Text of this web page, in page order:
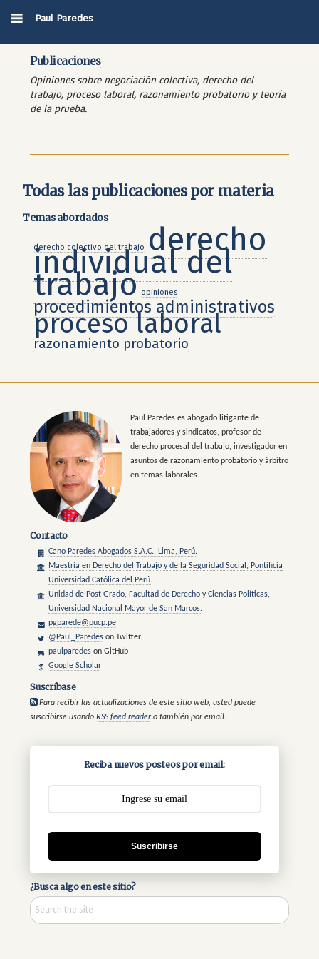
Paul Paredes
Publicaciones
Opiniones sobre negociación colectiva, derecho del
trabajo, proceso laboral, razonamiento probatorio y teoría
de la prueba.
Todas las publicaciones por materia
Temas abordados
derecho colectivo del trabajo derecho
individual del
trabajo opiniones
procedimientos administrativos
proceso laboral
razonamiento probatorio
Paul Paredes es abogado litigante de
trabajadores y sindicatos, profesor de
derecho procesal del trabajo, investigador en
asuntos de razonamiento probatorio y árbitro
en temas laborales.
Contacto
Cano Paredes Abogados S.A.C., Lima, Perú.
Maestría en Derecho del Trabajo y de la Seguridad Social, Pontificia
Universidad Católica del Perú.
Unidad de Post Grado, Facultad de Derecho y Ciencias Políticas,
Universidad Nacional Mayor de San Marcos.
pgparede@pucp.pe
@Paul_Paredes on Twitter
paulparedes on GitHub
Google Scholar
Suscríbase
Para recibir las actualizaciones de este sitio web, usted puede
suscribirse usando RSS feed readero también por email.
Reciba nuevos posteos por email:
Suscribirse
¿Busca algo en este sitio?
Search
the